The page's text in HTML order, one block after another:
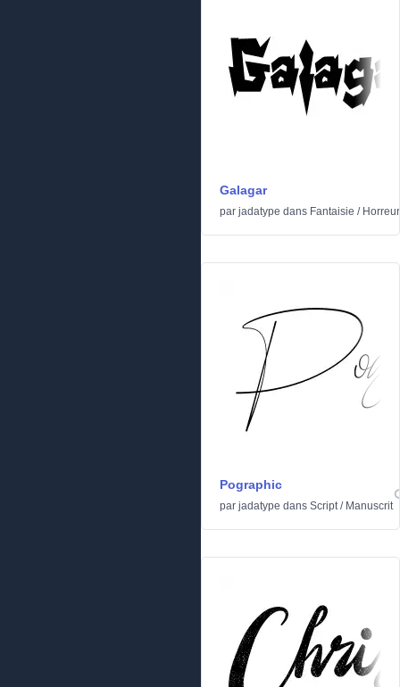
Galagar
par jadatype dans Fantaisie / Horreur
Pographic
par jadatype dans Script/ Manuscrit